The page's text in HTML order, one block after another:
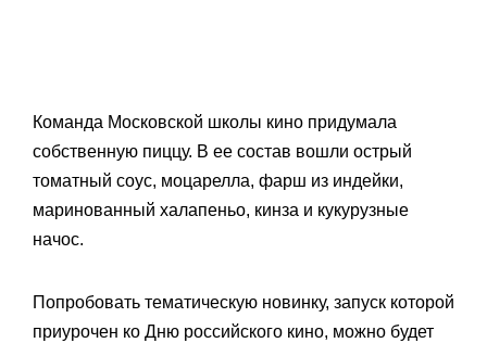
Команда Московской школы кино придумала
собственную пиццу. В ее состав вошли острый
томатный соус, моцарелла, фарш из индейки,
маринованный халапеньо, кинза и кукурузные
начос.
Попробовать тематическую новинку, запуск которой
приурочен ко Дню российского кино, можно будет